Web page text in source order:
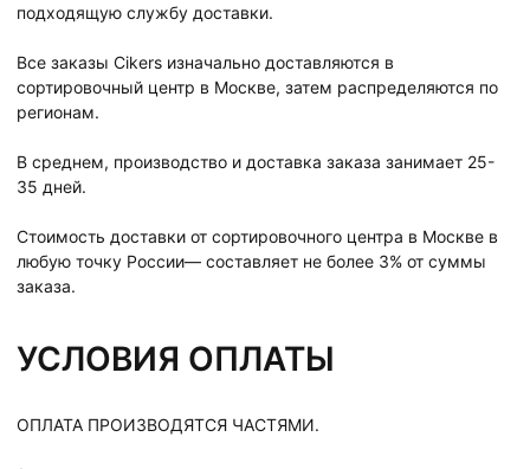
подходящую службу доставки.
Все заказы Cikers изначально доставляются в
сортировочный центр в Москве, затем распределяются по
регионам.
В среднем, производство и доставка заказа занимает 25-
35 дней.
Стоимость доставки от сортировочного центра в Москве в
любую точку России— составляет не более 3% от суммы
заказа.
УСЛОВИЯ ОПЛАТЫ
ОПЛАТА ПРОИЗВОДЯТСЯ ЧАСТЯМИ.